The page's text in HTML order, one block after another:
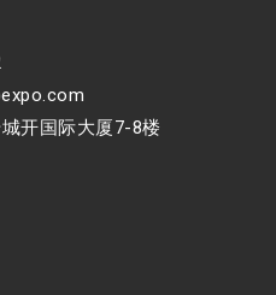
开国际大厦7-8楼